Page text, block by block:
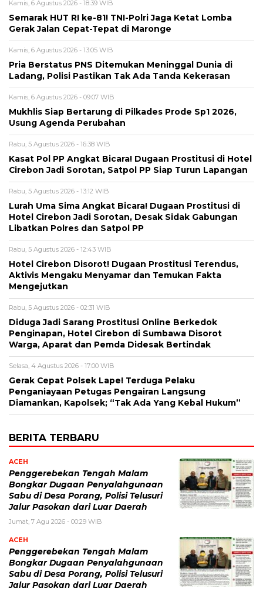
Kamis, 6 Agustus 2026 - 18:39 WIB
Semarak HUT RI ke-81! TNI-Polri Jaga Ketat Lomba
Gerak Jalan Cepat-Tepat di Maronge
Kamis, 6 Agustus 2026 - 13:05 WIB
Pria Berstatus PNS Ditemukan Meninggal Dunia di
Ladang, Polisi Pastikan Tak Ada Tanda Kekerasan
Kamis, 6 Agustus 2026 - 09:07 WIB
Mukhlis Siap Bertarung di Pilkades Prode Sp1 2026,
Usung Agenda Perubahan
Rabu, 5 Agustus 2026 - 16:38 WIB
Kasat Pol PP Angkat Bicara! Dugaan Prostitusi di Hotel
Cirebon Jadi Sorotan, Satpol PP Siap Turun Lapangan
Rabu, 5 Agustus 2026 - 13:12 WIB
Lurah Uma Sima Angkat Bicara! Dugaan Prostitusi di
Hotel Cirebon Jadi Sorotan, Desak Sidak Gabungan
Libatkan Polres dan Satpol PP
Rabu, 5 Agustus 2026 - 12:43 WIB
Hotel Cirebon Disorot! Dugaan Prostitusi Terendus,
Aktivis Mengaku Menyamar dan Temukan Fakta
Mengejutkan
Rabu, 5 Agustus 2026 - 02:31 WIB
Diduga Jadi Sarang Prostitusi Online Berkedok
Penginapan, Hotel Cirebon di Sumbawa Disorot
Warga, Aparat dan Pemda Didesak Bertindak
Selasa, 4 Agustus 2026 - 17:00 WIB
Gerak Cepat Polsek Lape! Terduga Pelaku
Penganiayaan Petugas Pengairan Langsung
Diamankan, Kapolsek; “Tak Ada Yang Kebal Hukum”
BERITA TERBARU
ACEH
Penggerebekan Tengah Malam
Bongkar Dugaan Penyalahgunaan
Sabu di Desa Porang, Polisi Telusuri
Jalur Pasokan dari Luar Daerah
Jumat, 7 Agu 2026 - 00:29 WIB
ACEH
Penggerebekan Tengah Malam
Bongkar Dugaan Penyalahgunaan
Sabu di Desa Porang, Polisi Telusuri
Jalur Pasokan dari Luar Daerah